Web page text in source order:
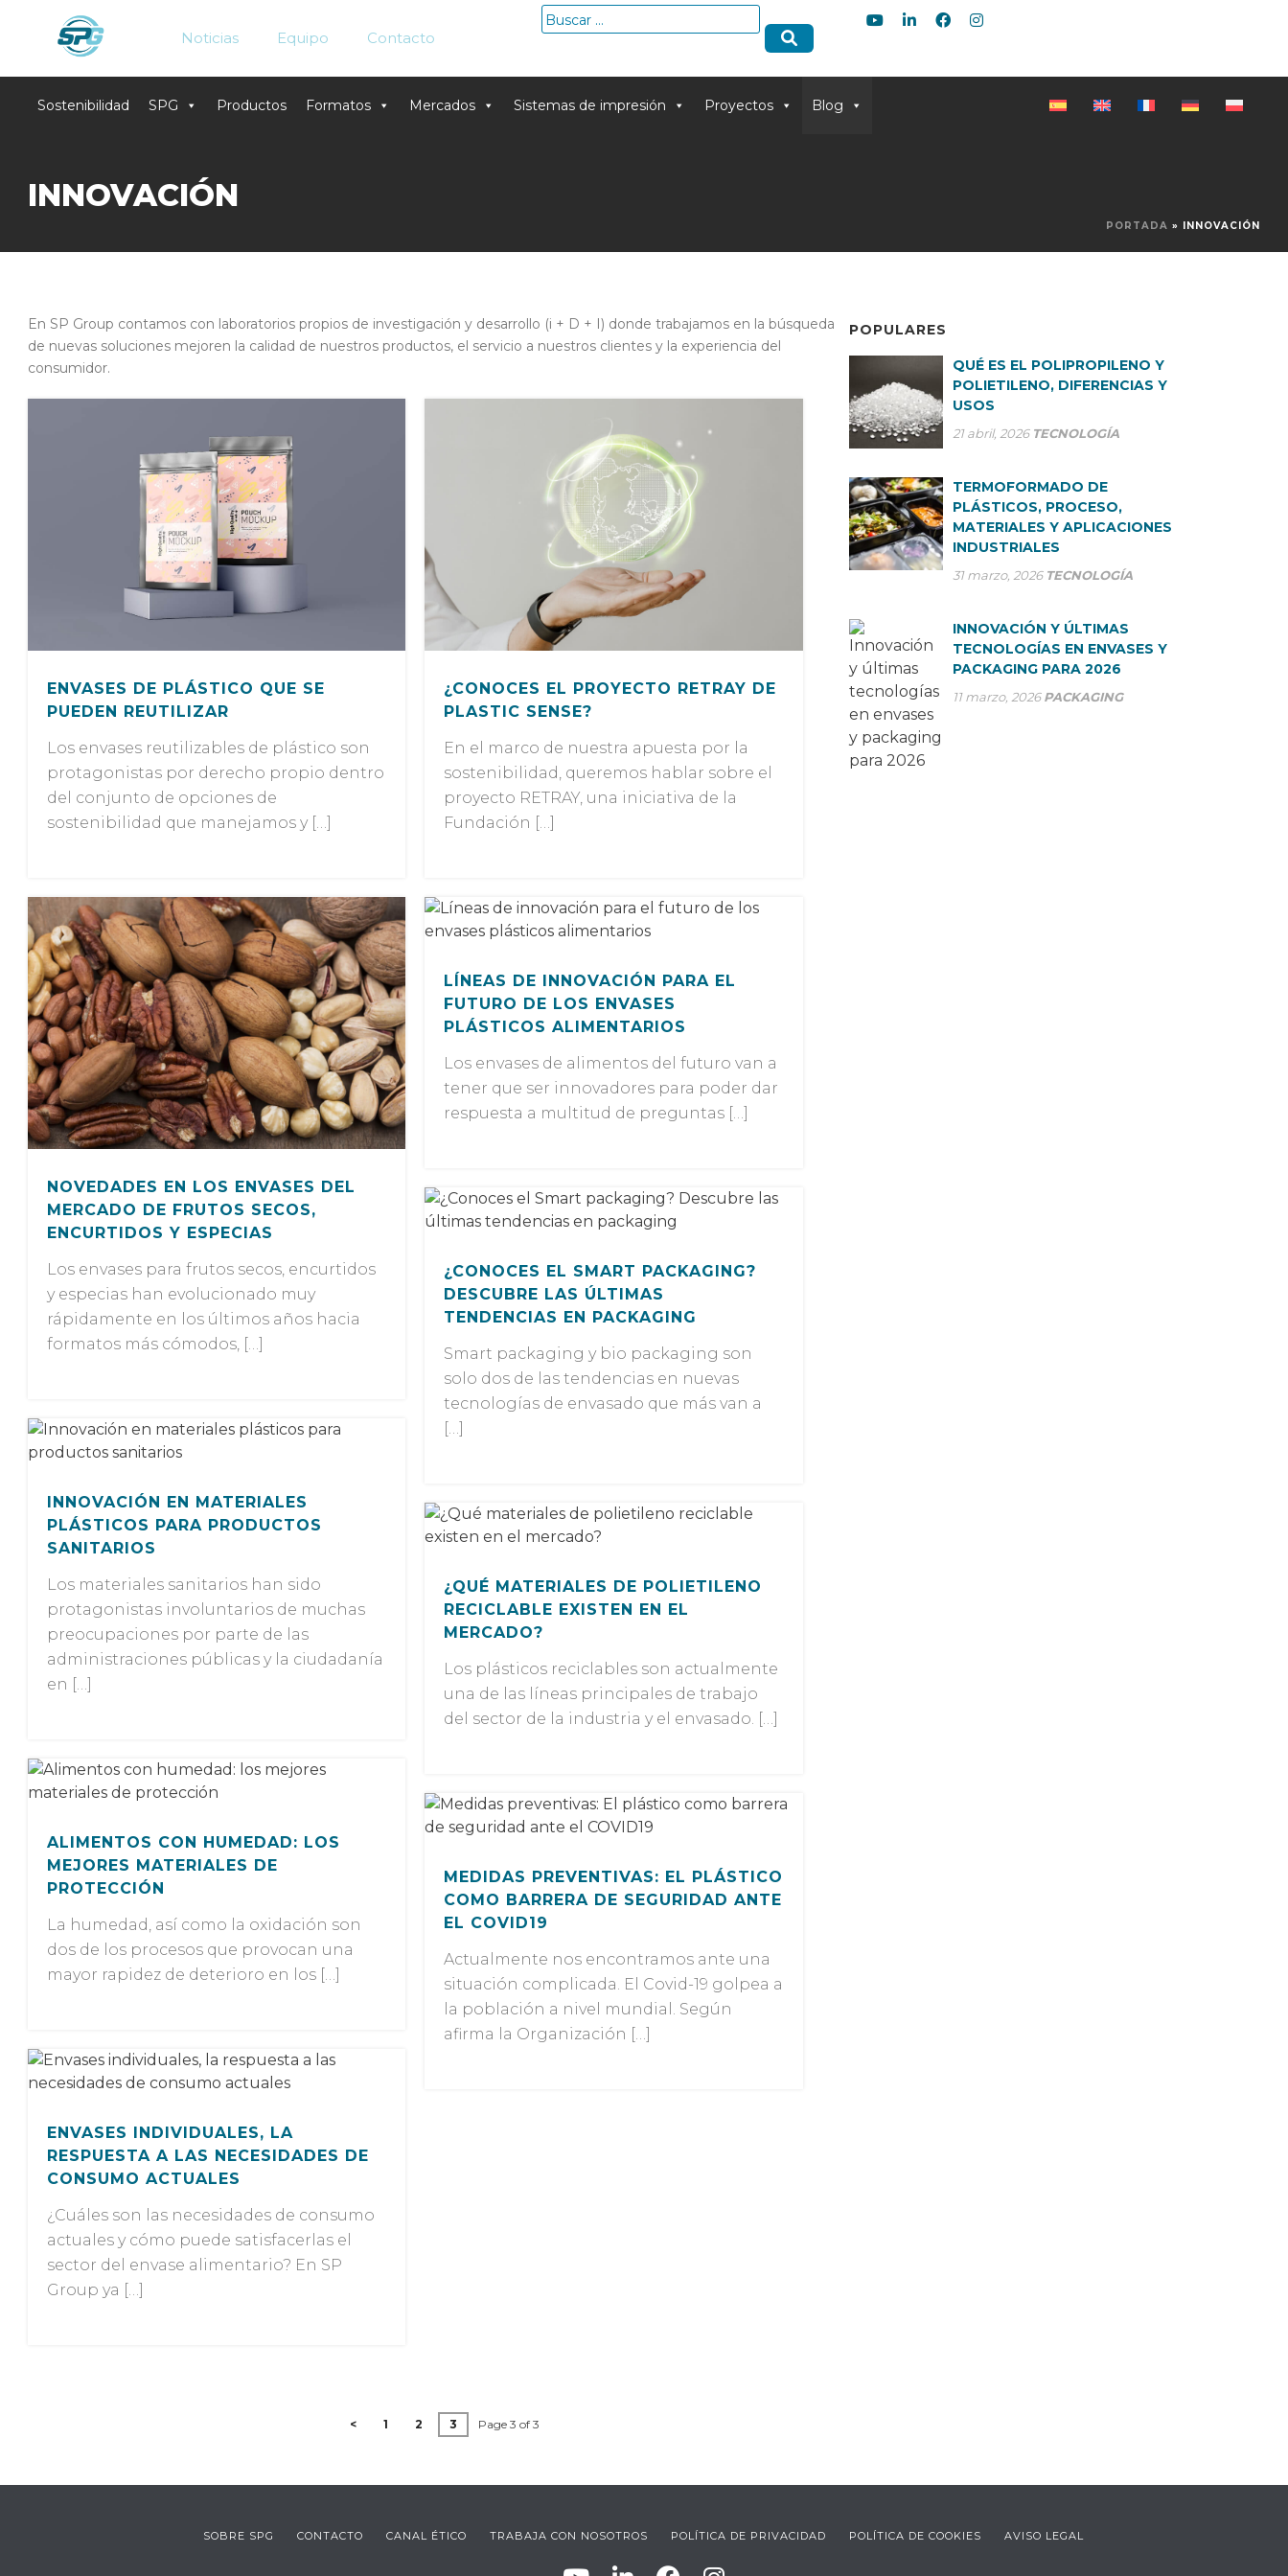
content
Noticias Equipo Contacto
Buscar:
Sostenibilidad SPG Productos Formatos Mercados Sistemas de impresión Proyectos Blog
INNOVACIÓN
PORTADA » INNOVACIÓN
En SP Group contamos con laboratorios propios de investigación y desarrollo (i + D + I) donde trabajamos en la búsqueda
de nuevas soluciones mejoren la calidad de nuestros productos, el servicio a nuestros clientes y la experiencia del
consumidor.
ENVASES DE PLÁSTICO QUE SE
PUEDEN REUTILIZAR
Los envases reutilizables de plástico son
protagonistas por derecho propio dentro
del conjunto de opciones de
sostenibilidad que manejamos y […]
¿CONOCES EL PROYECTO RETRAY DE
PLASTIC SENSE?
En el marco de nuestra apuesta por la
sostenibilidad, queremos hablar sobre el
proyecto RETRAY, una iniciativa de la
Fundación […]
NOVEDADES EN LOS ENVASES DEL
MERCADO DE FRUTOS SECOS,
ENCURTIDOS Y ESPECIAS
Los envases para frutos secos, encurtidos
y especias han evolucionado muy
rápidamente en los últimos años hacia
formatos más cómodos, […]
LÍNEAS DE INNOVACIÓN PARA EL
FUTURO DE LOS ENVASES
PLÁSTICOS ALIMENTARIOS
Los envases de alimentos del futuro van a
tener que ser innovadores para poder dar
respuesta a multitud de preguntas […]
¿CONOCES EL SMART PACKAGING?
DESCUBRE LAS ÚLTIMAS
TENDENCIAS EN PACKAGING
Smart packaging y bio packaging son
solo dos de las tendencias en nuevas
tecnologías de envasado que más van a
[…]
INNOVACIÓN EN MATERIALES
PLÁSTICOS PARA PRODUCTOS
SANITARIOS
Los materiales sanitarios han sido
protagonistas involuntarios de muchas
preocupaciones por parte de las
administraciones públicas y la ciudadanía
en […]
¿QUÉ MATERIALES DE POLIETILENO
RECICLABLE EXISTEN EN EL
MERCADO?
Los plásticos reciclables son actualmente
una de las líneas principales de trabajo
del sector de la industria y el envasado. […]
ALIMENTOS CON HUMEDAD: LOS
MEJORES MATERIALES DE
PROTECCIÓN
La humedad, así como la oxidación son
dos de los procesos que provocan una
mayor rapidez de deterioro en los […]
MEDIDAS PREVENTIVAS: EL PLÁSTICO
COMO BARRERA DE SEGURIDAD ANTE
EL COVID19
Actualmente nos encontramos ante una
situación complicada. El Covid-19 golpea a
la población a nivel mundial. Según
afirma la Organización […]
ENVASES INDIVIDUALES, LA
RESPUESTA A LAS NECESIDADES DE
CONSUMO ACTUALES
¿Cuáles son las necesidades de consumo
actuales y cómo puede satisfacerlas el
sector del envase alimentario? En SP
Group ya […]
< 1 2 3 Page 3 of 3
POPULARES
QUÉ ES EL POLIPROPILENO Y
POLIETILENO, DIFERENCIAS Y
USOS
21 abril, 2026 TECNOLOGÍA
TERMOFORMADO DE
PLÁSTICOS, PROCESO,
MATERIALES Y APLICACIONES
INDUSTRIALES
31 marzo, 2026 TECNOLOGÍA
INNOVACIÓN Y ÚLTIMAS
TECNOLOGÍAS EN ENVASES Y
PACKAGING PARA 2026
11 marzo, 2026 PACKAGING
SOBRE SPG CONTACTO CANAL ÉTICO TRABAJA CON NOSOTROS POLÍTICA DE PRIVACIDAD POLÍTICA DE COOKIES AVISO LEGAL